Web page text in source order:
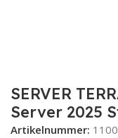
SERVER
Server 2025
Artikelnummer: